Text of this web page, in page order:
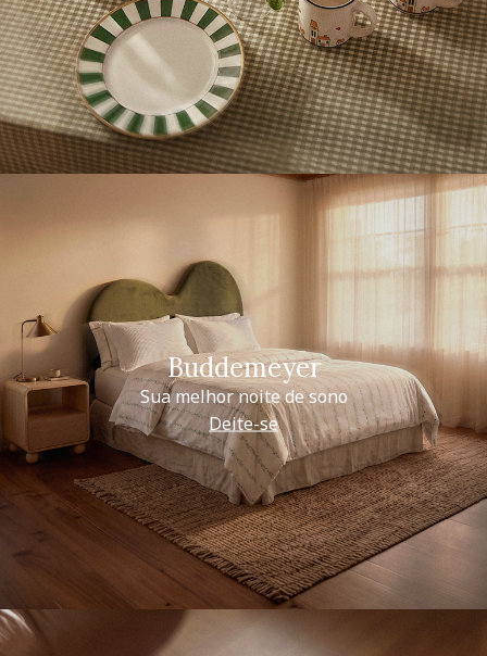
Buddemeyer
Sua melhor noite de sono
Deite-se